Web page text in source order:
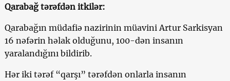
Qarabağ tərəfdən itkilər:
Qarabağın müdafiə nazirinin müavini Artur Sarkisyan
16 nəfərin həlak olduğunu, 100-dən insanın
yaralandığını bildirib.
Hər iki tərəf “qarşı” tərəfdən onlarla insanın